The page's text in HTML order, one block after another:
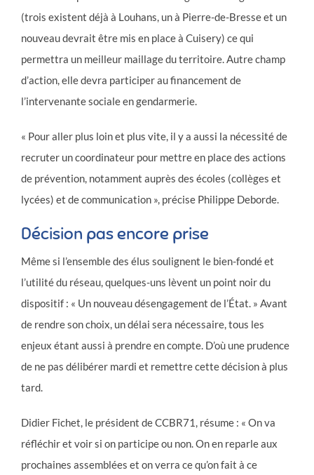
(trois existent déjà à Louhans, un à Pierre-de-Bresse et un
nouveau devrait être mis en place à Cuisery) ce qui
permettra un meilleur maillage du territoire. Autre champ
d’action, elle devra participer au financement de
l’intervenante sociale en gendarmerie.
« Pour aller plus loin et plus vite, il y a aussi la nécessité de
recruter un coordinateur pour mettre en place des actions
de prévention, notamment auprès des écoles (collèges et
lycées) et de communication », précise Philippe Deborde.
Décision pas encore prise
Même si l’ensemble des élus soulignent le bien-fondé et
l’utilité du réseau, quelques-uns lèvent un point noir du
dispositif : « Un nouveau désengagement de l’État. » Avant
de rendre son choix, un délai sera nécessaire, tous les
enjeux étant aussi à prendre en compte. D’où une prudence
de ne pas délibérer mardi et remettre cette décision à plus
tard.
Didier Fichet, le président de CCBR71, résume : « On va
réfléchir et voir si on participe ou non. On en reparle aux
prochaines assemblées et on verra ce qu’on fait à ce